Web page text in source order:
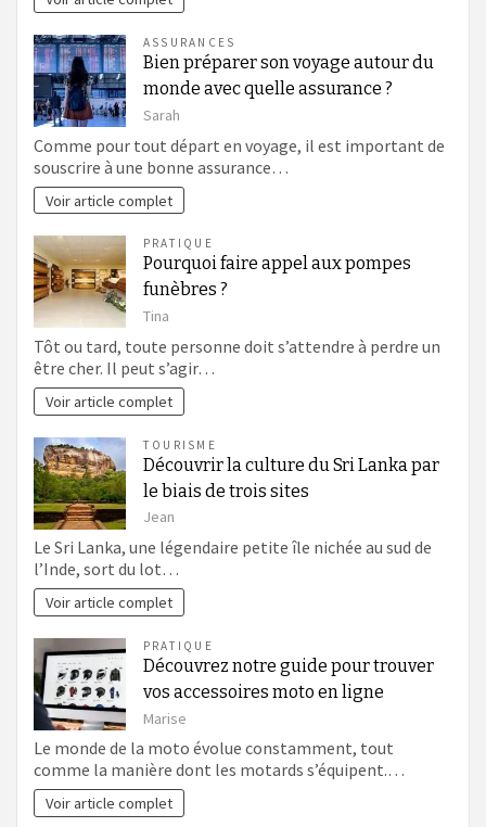
ASSURANCES
Bien préparer son voyage autour du
monde avec quelle assurance ?
Sarah
Comme pour tout départ en voyage, il est important de
souscrire à une bonne assurance…
Voir article complet
PRATIQUE
Pourquoi faire appel aux pompes
funèbres ?
Tina
Tôt ou tard, toute personne doit s’attendre à perdre un
être cher. Il peut s’agir…
Voir article complet
TOURISME
Découvrir la culture du Sri Lanka par
le biais de trois sites
Jean
Le Sri Lanka, une légendaire petite île nichée au sud de
l’Inde, sort du lot…
Voir article complet
PRATIQUE
Découvrez notre guide pour trouver
vos accessoires moto en ligne
Marise
Le monde de la moto évolue constamment, tout
comme la manière dont les motards s’équipent.…
Voir article complet